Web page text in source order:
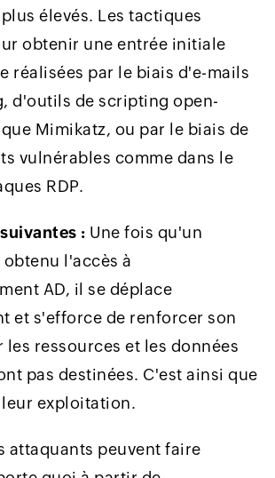
élevés. Les tactiques
obtenir une entrée initiale
réalisées par le biais d'e-mails
d'outils de scripting open-
Mimikatz, ou par le biais de
vulnérables comme dans le
RDP.
: Une fois qu'un
l'accès à
AD, il se déplace
et s'efforce de renforcer son
les ressources et les données
pas destinées. C'est ainsi que
exploitation.
attaquants peuvent faire